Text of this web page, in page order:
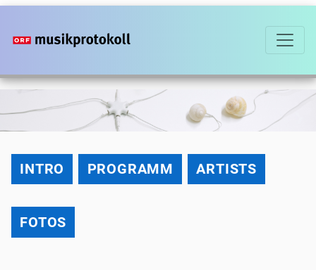
Direkt
zum
INTRO
PROGRAMM ARTISTS
FOTOS